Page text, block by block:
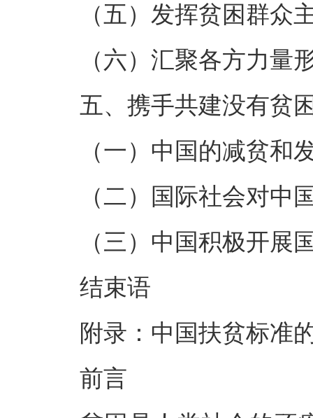
（五）发挥贫困群众
（六）汇聚各方力量
五、携手共建没有贫
（一）中国的减贫和
（二）国际社会对中
（三）中国积极开展
结束语
附录：中国扶贫标准
前言